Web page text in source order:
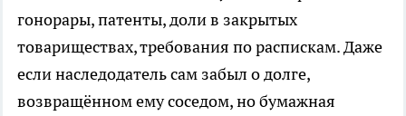
гонорары, патенты, доли в закрытых
товариществах, требования по распискам. Даже
если наследодатель сам забыл о долге,
возвращённом ему соседом, но бумажная